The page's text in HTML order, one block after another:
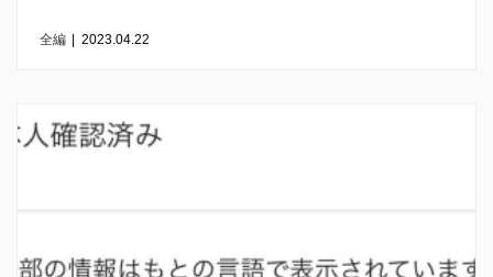
全編 | 2023.04.22